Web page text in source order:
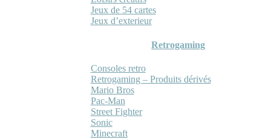
Jeux de 54 cartes
Jeux d’exterieur
Retrogaming
Consoles retro
Retrogaming – Produits dérivés
Mario Bros
Pac-Man
Street Fighter
Sonic
Minecraft